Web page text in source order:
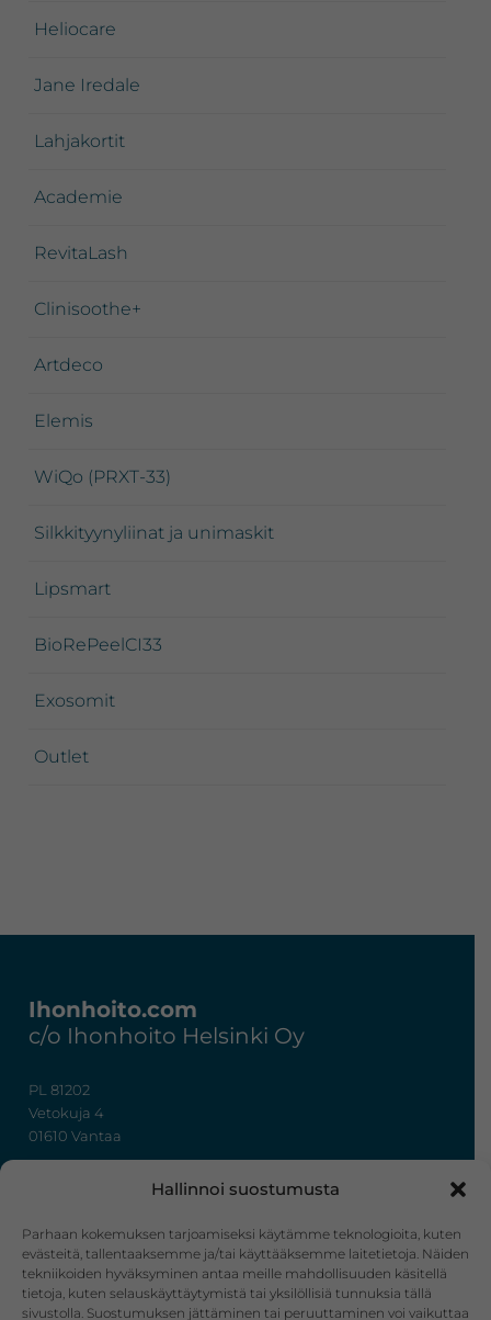
Hallinnoi suostumusta
Parhaan kokemuksen tarjoamiseksi käytämme teknologioita, kuten
evästeitä, tallentaaksemme ja/tai käyttääksemme laitetietoja. Näiden
tekniikoiden hyväksyminen antaa meille mahdollisuuden käsitellä
tietoja, kuten selauskäyttäytymistä tai yksilöllisiä tunnuksia tällä
sivustolla. Suostumuksen jättäminen tai peruuttaminen voi vaikuttaa
Heliocare
Jane Iredale
Lahjakortit
Academie
RevitaLash
Clinisoothe+
Artdeco
Elemis
WiQo (PRXT-33)
Silkkityynyliinat ja unimaskit
Lipsmart
BioRePeelCI33
Exosomit
Outlet
Ihonhoito.com
c/o Ihonhoito Helsinki Oy
PL 81202
Vetokuja 4
01610 Vantaa
info@ihonhoito.com
Facebook Instagram